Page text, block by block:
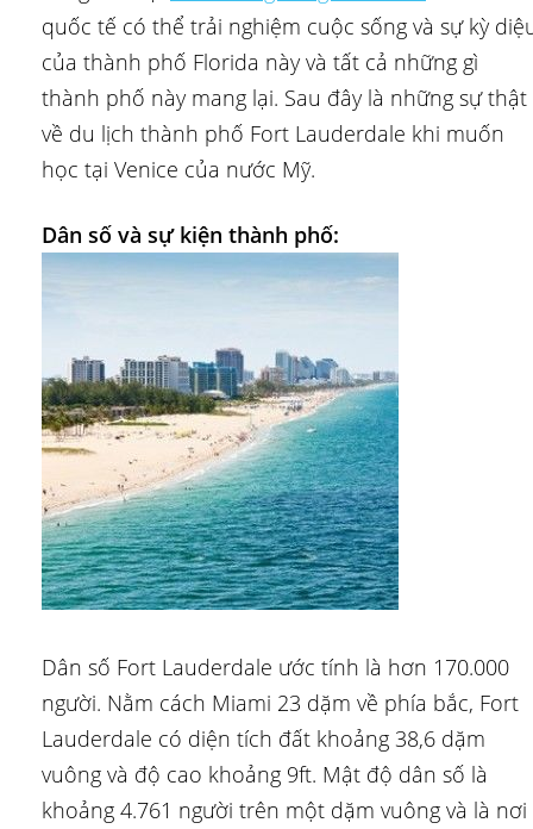
quốc tế có thể trải nghiệm cuộc sống và sự kỳ
của thành phố Florida này và tất cả những gì
thành phố này mang lại. Sau đây là những sự thật
về du lịch thành phố Fort Lauderdale khi muốn
học tại Venice của nước Mỹ.
Dân số và sự kiện thành phố:
Dân số Fort Lauderdale ước tính là hơn 170.000
người. Nằm cách Miami 23 dặm về phía bắc, Fort
Lauderdale có diện tích đất khoảng 38,6 dặm
vuông và độ cao khoảng 9ft. Mật độ dân số là
khoảng 4.761 người trên một dặm vuông và là nơi